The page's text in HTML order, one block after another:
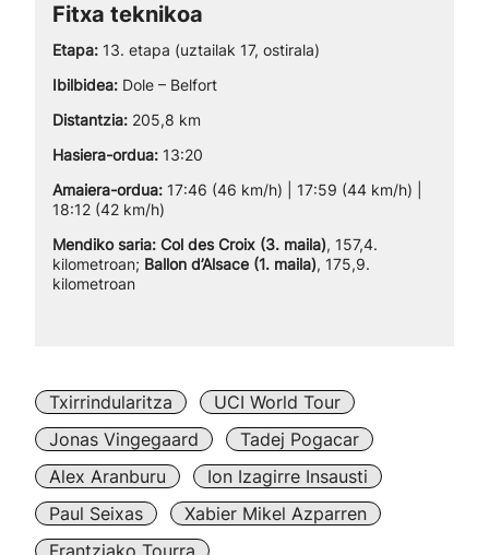
Fitxa teknikoa
Etapa: 13. etapa (uztailak 17, ostirala)
Ibilbidea: Dole – Belfort
Distantzia: 205,8 km
Hasiera-ordua: 13:20
Amaiera-ordua: 17:46 (46 km/h) | 17:59 (44 km/h) |
18:12 (42 km/h)
Mendiko saria: Col des Croix (3. maila), 157,4.
kilometroan; Ballon d’Alsace (1. maila), 175,9.
kilometroan
Txirrindularitza
UCI World Tour
Jonas Vingegaard
Tadej Pogacar
Alex Aranburu
Ion Izagirre Insausti
Paul Seixas
Xabier Mikel Azparren
Frantziako Tourra